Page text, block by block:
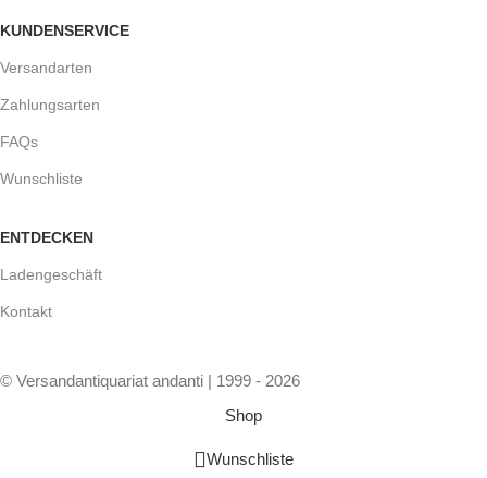
KUNDENSERVICE
Versandarten
Zahlungsarten
FAQs
Wunschliste
ENTDECKEN
Ladengeschäft
Kontakt
© Versandantiquariat andanti | 1999 - 2026
Shop
Wunschliste